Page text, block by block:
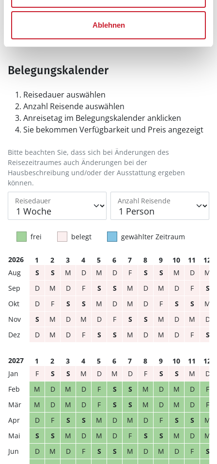
Ablehnen
Belegungskalender
Reisedauer auswählen
Anzahl Reisende auswählen
Anreisetag im Belegungskalender anklicken
Sie bekommen Verfügbarkeit und Preis angezeigt
Reisedauer Anzahl Reisende
Bitte beachten Sie, dass sich bei Änderungen des
Reisezeitraumes auch Änderungen bei der
Hausbeschreibung und/oder der Ausstattung ergeben
können.
frei belegt gewählter Zeitraum
2026 1 2 3 4 5 6 7 8 9 10 11
12
S
S M D M D F S S M D
M
D
M D F S S M D M D F
S
D
F S S M D M D F S S
M
S
M D M D F S S M D M
D
D
M D F S S M D M D F S
2027 1 2 3 4 5 6 7 8 9 10 11
12
F
S S M D M D F S S M
D
M
D M D F S S M D M D
F
M
D M D F S S M D M D
F
D
F S S M D M D F S S
M
S
S M D M D F S S M D
M
D
M D F S S M D M D F
S